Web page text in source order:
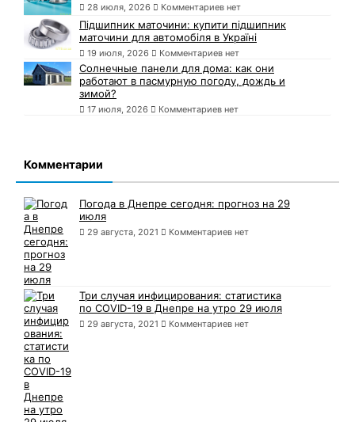
28 июля, 2026 Комментариев нет
Підшипник маточини: купити підшипник
маточини для автомобіля в Україні
19 июля, 2026 Комментариев нет
Солнечные панели для дома: как они
работают в пасмурную погоду, дождь и
зимой?
17 июля, 2026 Комментариев нет
Комментарии
Погода в Днепре сегодня: прогноз на 29
июля
29 августа, 2021 Комментариев нет
Три случая инфицирования: статистика
по COVID-19 в Днепре на утро 29 июля
29 августа, 2021 Комментариев нет